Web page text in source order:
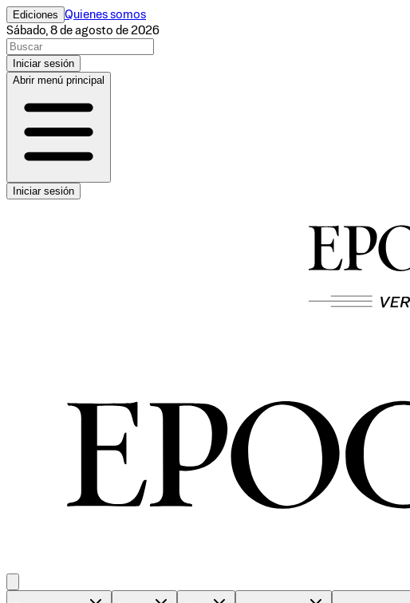
Ediciones Quienes somos
Sábado, 8 de agosto de 2026
Iniciar sesión
Abrir menú principal
Iniciar sesión